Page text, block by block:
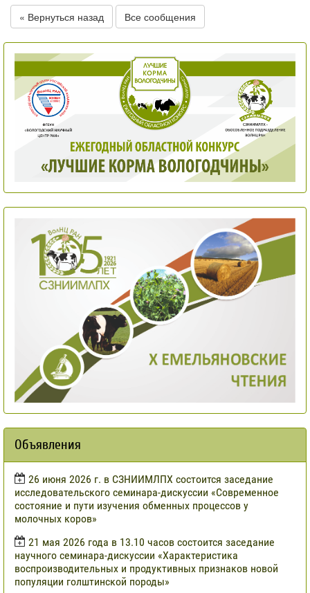
« Вернуться назад Все сообщения
Объявления
​26 июня 2026 г. в СЗНИИМЛПХ состоится заседание
исследовательского семинара-дискуссии «Современное
состояние и пути изучения обменных процессов у
молочных коров»
21 мая 2026 года в 13.10 часов состоится заседание
научного семинара-дискуссии «Характеристика
воспроизводительных и продуктивных признаков новой
популяции голштинской породы»